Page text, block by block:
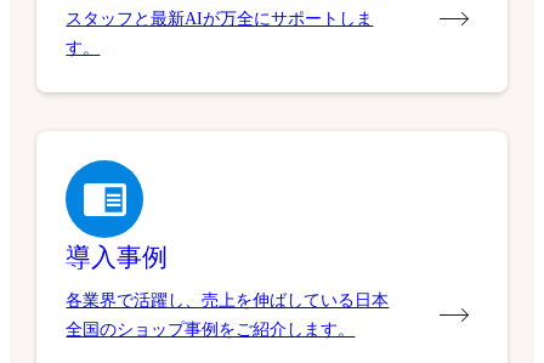
スタッフと最新AIが万全にサポートしま
す。
導入事例
各業界で活躍し、売上を伸ばしている日本
全国のショップ事例をご紹介します。